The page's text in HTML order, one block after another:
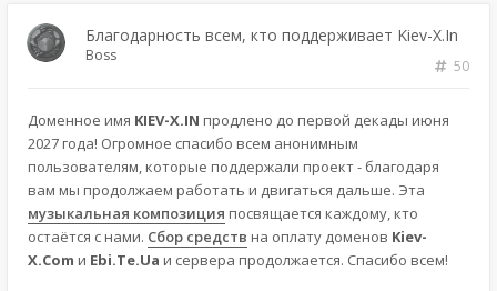
Благодарность всем, кто поддерживает Kiev-X.In
50
Boss
Доменное имя KIEV-X.IN продлено до первой декады июня
2027 года! Огромное спасибо всем анонимным
пользователям, которые поддержали проект - благодаря
вам мы продолжаем работать и двигаться дальше. Эта
музыкальная композиция посвящается каждому, кто
остаётся с нами. Сбор средств на оплату доменов Kiev-
X.Com и Ebi.Te.Ua и сервера продолжается. Спасибо всем!